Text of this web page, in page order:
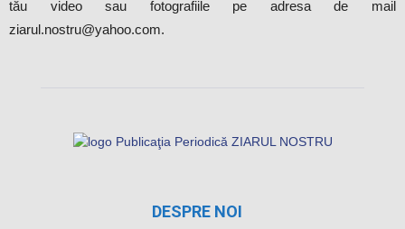
Ziarul este înregistrat la Camera Înregistrării de Stat a Ministerului
Dezvoltării Informaţionale al Republicii Moldova cu numărul de